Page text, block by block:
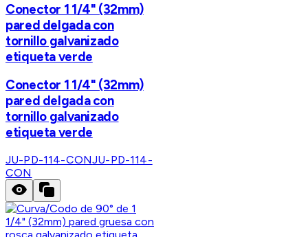
Conector 1 1/4" (32mm)
pared delgada con
tornillo galvanizado
etiqueta verde
Conector 1 1/4" (32mm)
pared delgada con
tornillo galvanizado
etiqueta verde
JU-PD-114-CONJU-PD-114-
CON